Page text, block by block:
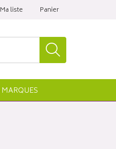
Ma liste Panier
MARQUES